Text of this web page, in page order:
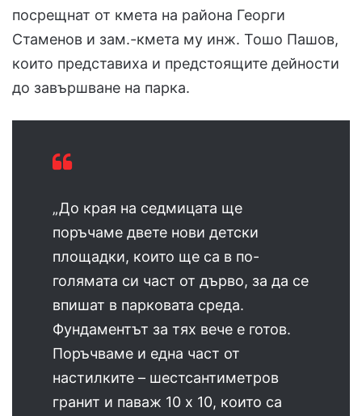
посрещнат от кмета на района Георги
Стаменов и зам.-кмета му инж. Тошо Пашов,
които представиха и предстоящите дейности
до завършване на парка.
„До края на седмицата ще
поръчаме двете нови детски
площадки, които ще са в по-
голямата си част от дърво, за да се
впишат в парковата среда.
Фундаментът за тях вече e готов.
Поръчваме и една част от
настилките – шестсантиметров
гранит и паваж 10 х 10, които са